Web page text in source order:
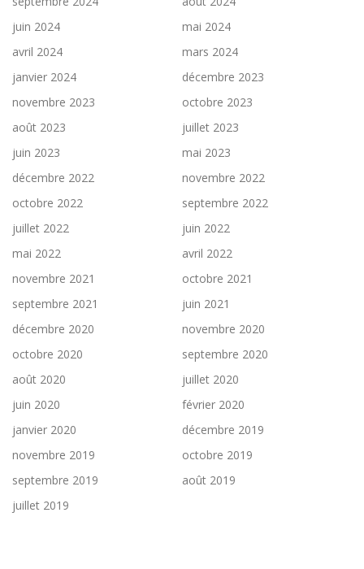
juin 2024
mai 2024
avril 2024
mars 2024
janvier 2024
décembre 2023
novembre 2023
octobre 2023
août 2023
juillet 2023
juin 2023
mai 2023
décembre 2022
novembre 2022
octobre 2022
septembre 2022
juillet 2022
juin 2022
mai 2022
avril 2022
novembre 2021
octobre 2021
septembre 2021
juin 2021
décembre 2020
novembre 2020
octobre 2020
septembre 2020
août 2020
juillet 2020
juin 2020
février 2020
janvier 2020
décembre 2019
novembre 2019
octobre 2019
septembre 2019
août 2019
juillet 2019